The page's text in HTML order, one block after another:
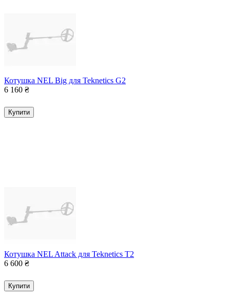
Котушка NEL Big для Teknetics G2
6 160 ₴
Купити
Котушка NEL Attack для Teknetics T2
6 600 ₴
Купити